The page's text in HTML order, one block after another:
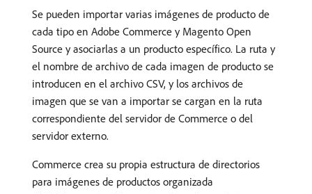
Se pueden importar varias imágenes de producto de
cada tipo en Adobe Commerce y Magento Open
Source y asociarlas a un producto específico. La ruta y
el nombre de archivo de cada imagen de producto se
introducen en el archivo CSV, y los archivos de
imagen que se van a importar se cargan en la ruta
correspondiente del servidor de Commerce o del
servidor externo.
Commerce crea su propia estructura de directorios
para imágenes de productos organizada